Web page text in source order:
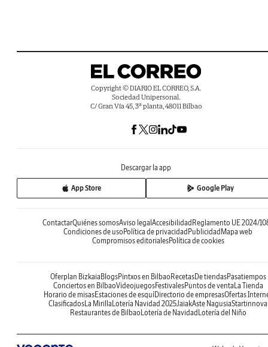
Copyright © DIARIO EL CORREO, S.A.
Sociedad Unipersonal.
C/ Gran Vía 45, 3ª planta, 48011 Bilbao
Descargar la app
App Store Google Play
ContactarQuiénes somosAviso legalAccesibilidadReglamento UE 2024/
Condiciones de usoPolítica de privacidadPublicidadMapa web
Compromisos editorialesPolítica de cookies
Oferplan BizkaiaBlogsPintxos en BilbaoRecetasDe tiendasPasatiempos
Conciertos en BilbaoVideojuegosFestivalesPuntos de ventaLa Tienda
Horario de misasEstaciones de esquíDirectorio de empresasOfertas
ClasificadosLa MirillaLotería Navidad 2025JaiakAste NagusiaStartinnova
Restaurantes de BilbaoLotería de NavidadLotería del Niño